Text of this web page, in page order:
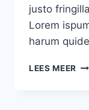
justo
Lorem
harum
LEES MEER